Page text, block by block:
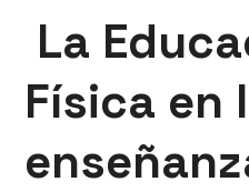
La
Física en